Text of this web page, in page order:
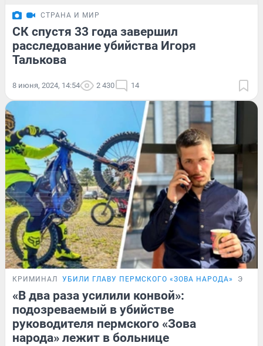
СТРАНА И МИР
СК спустя 33 года завершил
расследование убийства Игоря
Талькова
8 июня, 2024, 14:54 2 430 14
КРИМИНАЛ УБИЛИ ГЛАВУ ПЕРМСКОГО «ЗОВА НАРОДА»
«В два раза усилили конвой»:
подозреваемый в убийстве
руководителя пермского «Зова
народа» лежит в больнице